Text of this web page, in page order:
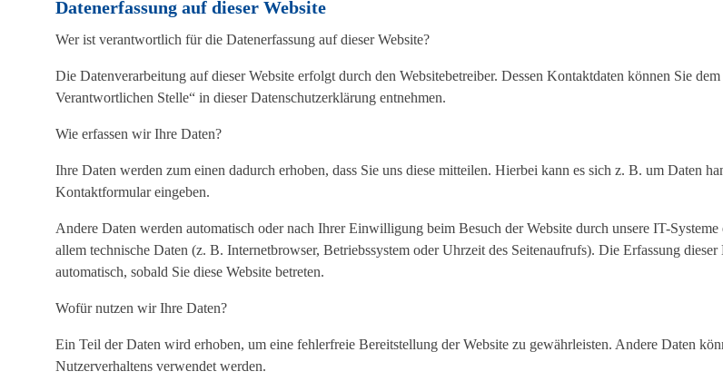
Datenerfassung auf dieser Website
Wer ist verantwortlich für die Datenerfassung auf dieser Website?
Die Datenverarbeitung auf dieser Website erfolgt durch den Websitebetreiber. Dessen Kontaktdaten können Sie
Verantwortlichen Stelle“ in dieser Datenschutzerklärung entnehmen.
Wie erfassen wir Ihre Daten?
Ihre Daten werden zum einen dadurch erhoben, dass Sie uns diese mitteilen. Hierbei kann es sich z. B. um Daten
Kontaktformular eingeben.
Andere Daten werden automatisch oder nach Ihrer Einwilligung beim Besuch der Website durch unsere IT-Systeme
allem technische Daten (z. B. Internetbrowser, Betriebssystem oder Uhrzeit des Seitenaufrufs). Die Erfassung
automatisch, sobald Sie diese Website betreten.
Wofür nutzen wir Ihre Daten?
Ein Teil der Daten wird erhoben, um eine fehlerfreie Bereitstellung der Website zu gewährleisten. Andere Daten
Nutzerverhaltens verwendet werden.